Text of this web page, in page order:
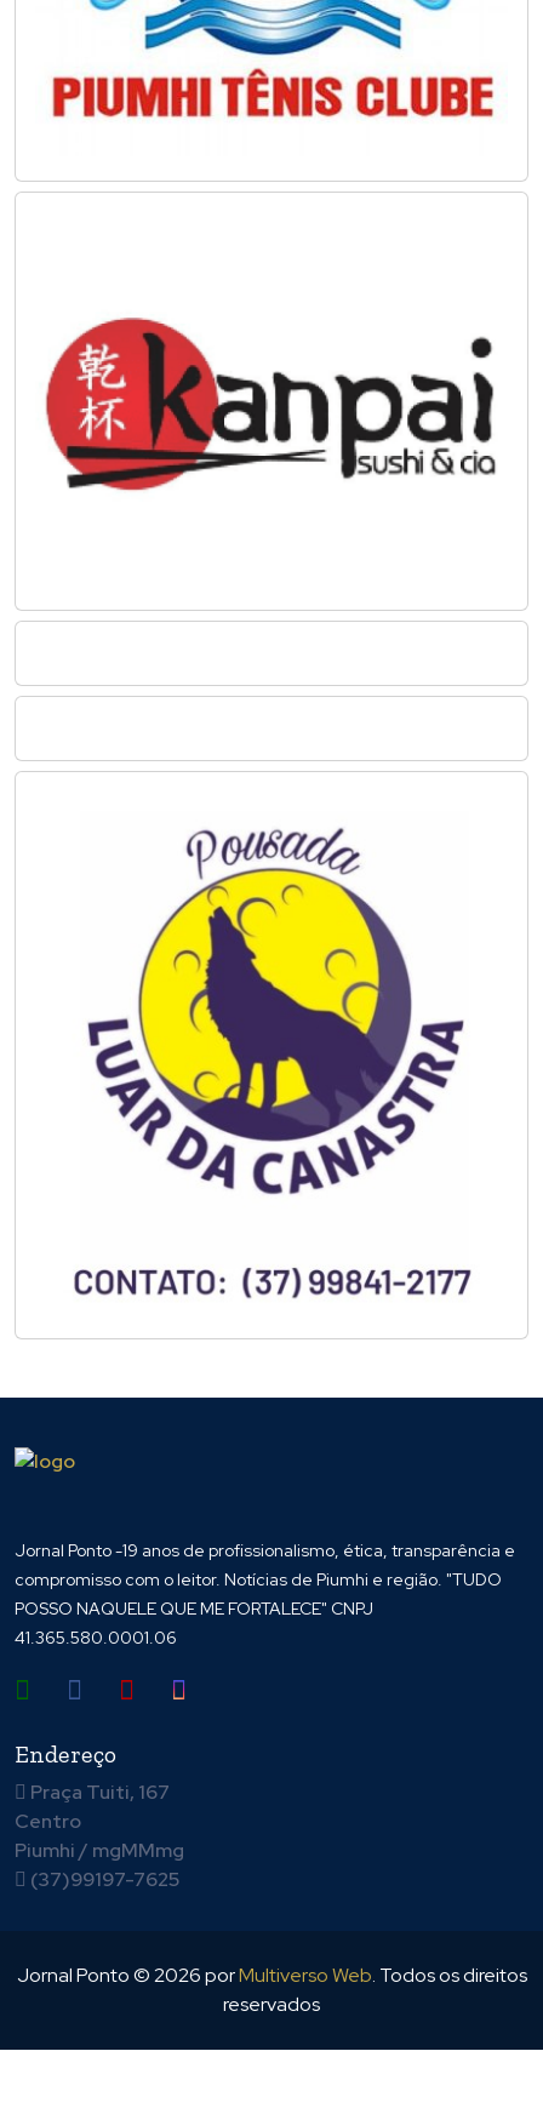
Jornal Ponto -19 anos de profissionalismo, ética, transparência e
compromisso com o leitor. Notícias de Piumhi e região. "TUDO
POSSO NAQUELE QUE ME FORTALECE" CNPJ
41.365.580.0001.06
Endereço
Praça Tuiti, 167
Centro
Piumhi / mgMMmg
(37)99197-7625
Jornal Ponto ©2026porMultiverso Web. Todos os direitos
reservados